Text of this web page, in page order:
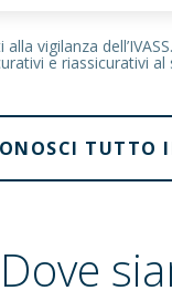
vigilanza
e riassicurativi al
TUTTO
Dove